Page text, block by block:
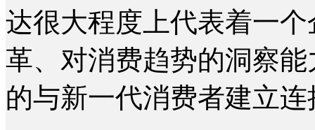
达很大程度上代表着一
革、对消费趋势的洞察
的与新一代消费者建立连